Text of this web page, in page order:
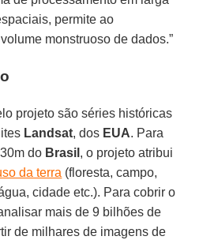
permite ao
monstruoso de dados.”
projeto são séries históricas
Landsat, dos EUA. Para
do Brasil , o projeto atribui
da terra (floresta, campo,
cidade etc.). Para cobrir o
mais de 9 bilhões de
de milhares de imagens de